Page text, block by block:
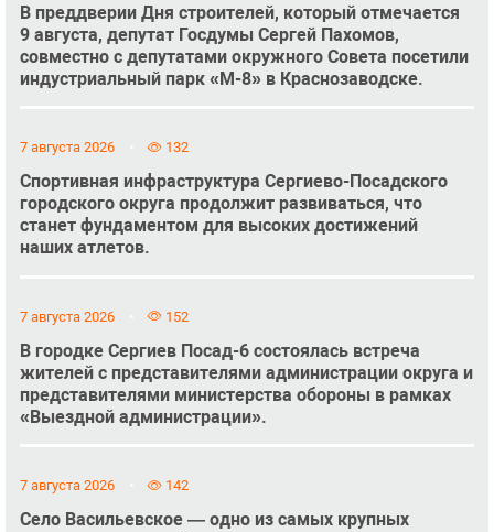
В преддверии Дня строителей, который отмечается
9 августа, депутат Госдумы Сергей Пахомов,
совместно с депутатами окружного Совета посетили
индустриальный парк «М-8» в Краснозаводске.
7 августа 2026 132
Спортивная инфраструктура Сергиево-Посадского
городского округа продолжит развиваться, что
станет фундаментом для высоких достижений
наших атлетов.
7 августа 2026 152
В городке Сергиев Посад-6 состоялась встреча
жителей с представителями администрации округа и
представителями министерства обороны в рамках
«Выездной администрации».
7 августа 2026 142
Село Васильевское — одно из самых крупных